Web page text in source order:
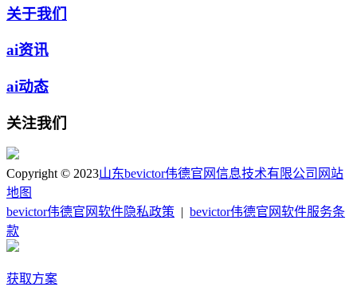
关于我们
ai资讯
ai动态
关注我们
Copyright © 2023山东bevictor伟德官网信息技术有限公司 网站
地图
bevictor伟德官网软件隐私政策
bevictor伟德官网软件服务条
款
获取方案